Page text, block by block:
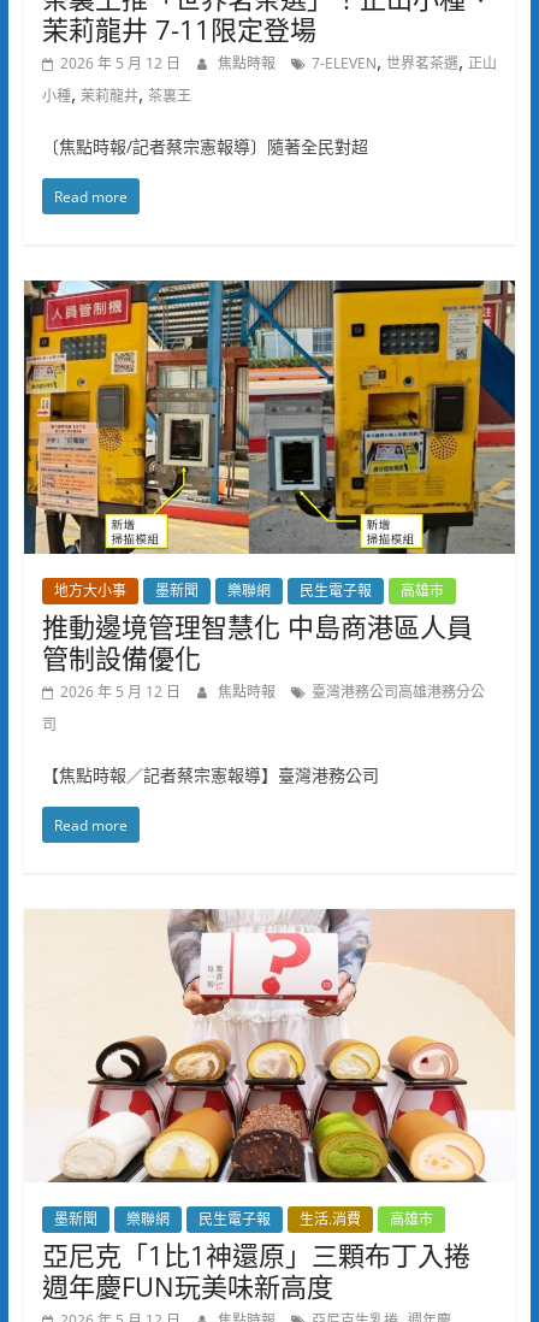
茉莉龍井 7-11限定登場
2026 年 5 月 12 日 焦點時報 7-ELEVEN, 世界茗茶選, 正山
小種, 茉莉龍井, 茶裏王
〔焦點時報/記者蔡宗憲報導〕隨著全民對超
Read more
地方大小事 墨新聞 樂聯網 民生電子報 高雄市
推動邊境管理智慧化 中島商港區人員
管制設備優化
2026 年 5 月 12 日 焦點時報
臺灣港務公司高雄港務分公
司
【焦點時報／記者蔡宗憲報導】臺灣港務公司
Read more
墨新聞 樂聯網 民生電子報 生活.消費 高雄市
亞尼克「1比1神還原」三顆布丁入捲
週年慶FUN玩美味新高度